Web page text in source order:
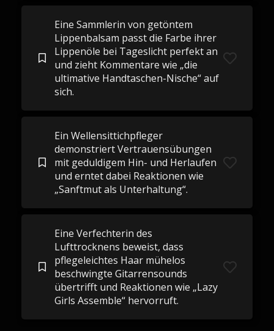
Eine Sammlerin von getöntem
Lippenbalsam passt die Farbe ihrer
Lippenöle bei Tageslicht perfekt an
und zieht Kommentare wie „die
ultimative Handtaschen-Nische“ auf
sich.
Ein Wellensittichpfleger
demonstriert Vertrauensübungen
mit geduldigem Hin- und Herlaufen
und erntet dabei Reaktionen wie
„Sanftmut als Unterhaltung“.
Eine Verfechterin des
Lufttrocknens beweist, dass
pflegeleichtes Haar mühelos
beschwingte Gitarrensounds
übertrifft und Reaktionen wie „Lazy
Girls Assemble“ hervorruft.